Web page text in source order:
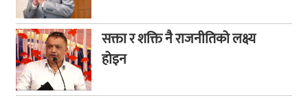
सक्ता र शक्ति नै राजनीतिको लक्ष्य
होइन